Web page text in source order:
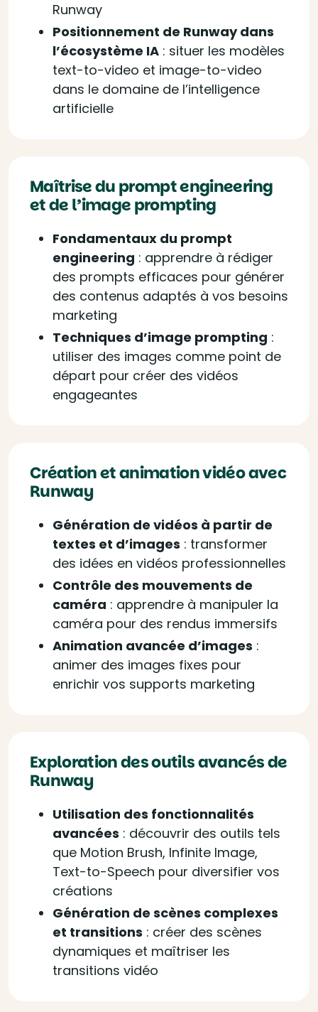
Runway
Positionnement de Runway dans
l’écosystème IA : situer les modèles
text-to-video et image-to-video
dans le domaine de l’intelligence
artificielle
Maîtrise du prompt engineering
et de l’image prompting
Fondamentaux du prompt
engineering : apprendre à rédiger
des prompts efficaces pour générer
des contenus adaptés à vos besoins
marketing
Techniques d’image prompting :
utiliser des images comme point de
départ pour créer des vidéos
engageantes
Création et animation vidéo avec
Runway
Génération de vidéos à partir de
textes et d’images : transformer
des idées en vidéos professionnelles
Contrôle des mouvements de
caméra : apprendre à manipuler la
caméra pour des rendus immersifs
Animation avancée d’images :
animer des images fixes pour
enrichir vos supports marketing
Exploration des outils avancés de
Runway
Utilisation des fonctionnalités
avancées : découvrir des outils tels
que Motion Brush, Infinite Image,
Text-to-Speech pour diversifier vos
créations
Génération de scènes complexes
et transitions : créer des scènes
dynamiques et maîtriser les
transitions vidéo